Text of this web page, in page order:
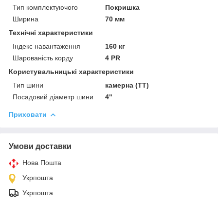
Тип комплектуючого
Покришка
Ширина
70 мм
Технічні характеристики
Індекс навантаження
160 кг
Шарованість корду
4 PR
Користувальницькі характеристики
Тип шини
камерна (ТТ)
Посадовий діаметр шини
4"
Приховати
Умови доставки
Нова Пошта
Укрпошта
Укрпошта